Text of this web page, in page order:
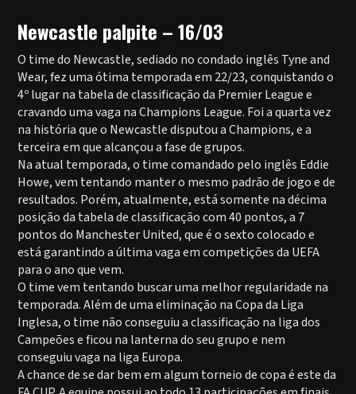
Newcastle palpite – 16/03
O time do Newcastle, sediado no condado inglês Tyne and
Wear, fez uma ótima temporada em 22/23, conquistando o
4º lugar na tabela de classificação da Premier League e
cravando uma vaga na Champions League. Foi a quarta vez
na história que o Newcastle disputou a Champions, e a
terceira em que alcançou a fase de grupos.
Na atual temporada, o time comandado pelo inglês Eddie
Howe, vem tentando manter o mesmo padrão de jogo e de
resultados. Porém, atualmente, está somente na décima
posição da tabela de classificação com 40 pontos, a 7
pontos do Manchester United, que é o sexto colocado e
está garantindo a última vaga em competições da UEFA
para o ano que vem.
O time vem tentando buscar uma melhor regularidade na
temporada. Além de uma eliminação na Copa da Liga
Inglesa, o time não conseguiu a classificação na liga dos
Campeões e ficou na lanterna do seu grupo e nem
conseguiu vaga na liga Europa.
A chance de se dar bem em algum torneio de copa é este da